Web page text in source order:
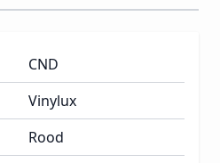
CND
Vinylux
Rood